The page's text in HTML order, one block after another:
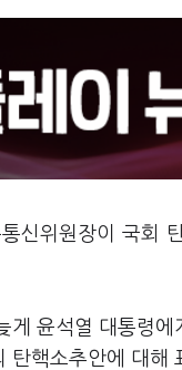
신위원장이 국회
게 윤석열 대통령
탄핵소추안에 대해